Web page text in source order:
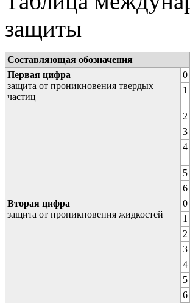
защиты
Составляющая обозначения
Первая цифра
защита от проникновения твердых
частиц
0
1
2
3
4
5
6
Вторая цифра
защита от проникновения жидкостей
0
1
2
3
4
5
6